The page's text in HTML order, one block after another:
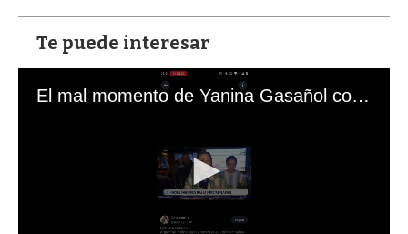
Te puede interesar
El mal momento de Yanina Gasañol con un hincha argentino en "Subrayado"